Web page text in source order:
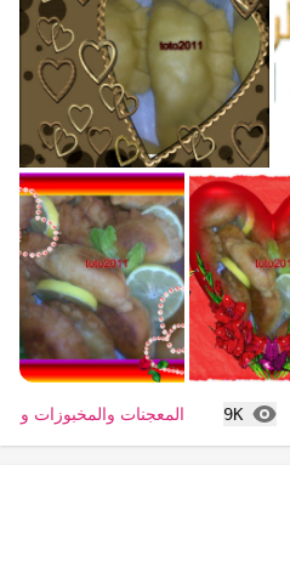
9K
المشاهدات المعجنات والمخبوزات